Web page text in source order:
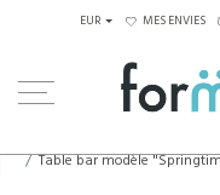
EUR MES ENVIES
Table bar modèle